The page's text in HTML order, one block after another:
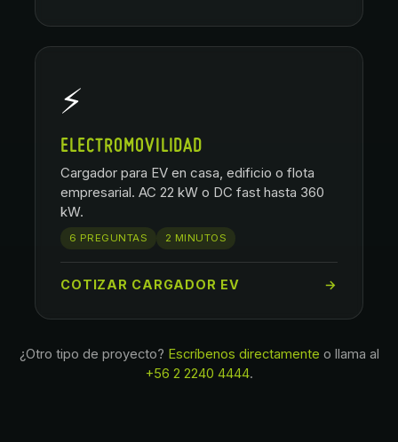
⚡
ELECTROMOVILIDAD
Cargador para EV en casa, edificio o flota
empresarial. AC 22 kW o DC fast hasta 360
kW.
6 PREGUNTAS 2 MINUTOS
COTIZAR CARGADOR EV →
¿Otro tipo de proyecto? Escríbenos directamente o llama al
+56 2 2240 4444.